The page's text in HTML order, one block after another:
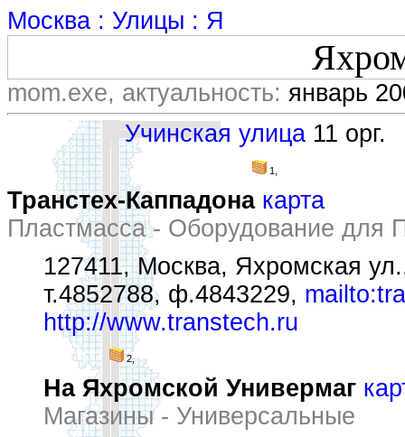
Москва : Улицы : Я
mom.exe, актуальность: январь
Учинская улица 11 орг.
1,
Транстех-Каппадона карта
Пластмасса - Оборудование для
127411, Москва, Яхромская
т.4852788, ф.4843229,
http://www.transtech.ru
2,
На Яхромской Универмаг
Магазины - Универсальные